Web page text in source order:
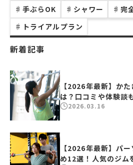
♯ 手ぶらOK ♯ シャワー ♯ 完
♯ トライアルプラン
新着記事
【2026年最新】か
は？口コミや体験談
2026.03.16
【2026年最新】パ
め12選！人気のジム